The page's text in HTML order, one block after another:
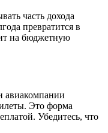
часть дохода
превратится в
на бюджетную
авиакомпании
Это форма
Убедитесь, что